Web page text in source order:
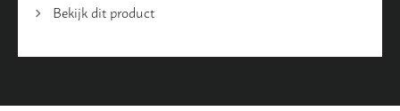
Bekijk dit product